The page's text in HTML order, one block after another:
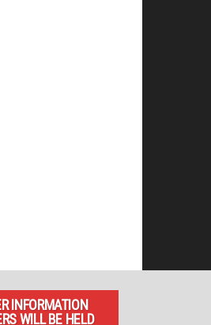
INFORMATION
WILL BE HELD